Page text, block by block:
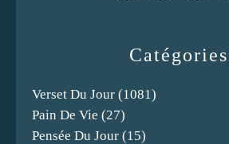
Catégories
Verset Du Jour (1081)
Pain De Vie (27)
Pensée Du Jour (15)